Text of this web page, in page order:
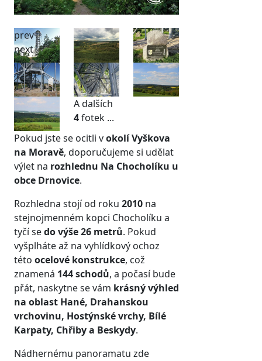
prev
next
A dalších
4fotek ...
Pokud jste se ocitli vokolí Vyškova
na Moravě, doporučujeme si udělat
výlet na rozhlednu Na Chocholíku u
obce Drnovice.
Rozhledna stojí od roku 2010 na
stejnojmenném kopci Chocholíku a
tyčí sedo výše 26 metrů. Pokud
vyšplháte až na vyhlídkový ochoz
této ocelové konstrukce, což
znamená 144 schodů, a počasí bude
přát, naskytne se vám krásný výhled
na oblast Hané, Drahanskou
vrchovinu, Hostýnské vrchy, Bílé
Karpaty, Chřiby a Beskydy.
Nádhernému panoramatu zde